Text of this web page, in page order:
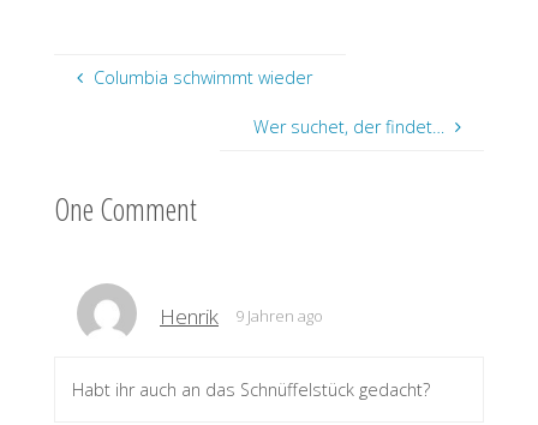
Columbia schwimmt wieder
Wer suchet, der findet…
One Comment
Henrik 9 Jahren ago
Habt ihr auch an das Schnüffelstück gedacht?